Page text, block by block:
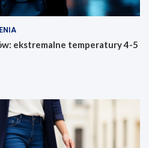
ekstremalne temperatury 4-5